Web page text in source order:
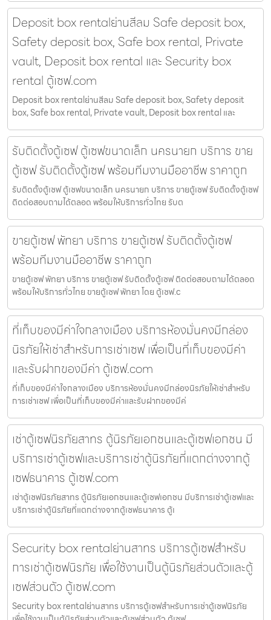
Deposit box rentalย่านสีลม Safe deposit box,
Safety deposit box, Safe box rental, Private
vault, Deposit box rental และ Security box
rental ตู้เซฟ.com
Deposit box rentalย่านสีลม Safe deposit box, Safety deposit
box, Safe box rental, Private vault, Deposit box rental และ
รับติดตั้งตู้เซฟ ตู้เซฟขนาดเล็ก นครนายก บริการ ขาย
ตู้เซฟ รับติดตั้งตู้เซฟ พร้อมทีมงานมืออาชีพ ราคาถูก
รับติดตั้งตู้เซฟ ตู้เซฟขนาดเล็ก นครนายก บริการ ขายตู้เซฟ รับติดตั้งตู้เซฟ
ติดต่อสอบถามได้ตลอด พร้อมให้บริการทั่วไทย รับต
ขายตู้เซฟ พัทยา บริการ ขายตู้เซฟ รับติดตั้งตู้เซฟ
พร้อมทีมงานมืออาชีพ ราคาถูก
ขายตู้เซฟ พัทยา บริการ ขายตู้เซฟ รับติดตั้งตู้เซฟ ติดต่อสอบถามได้ตลอด
พร้อมให้บริการทั่วไทย ขายตู้เซฟ พัทยา โดย ตู้เซฟ.c
ที่เก็บของมีค่าใจกลางเมือง บริการห้องมั่นคงมีกล่อง
นิรภัยให้เช่าสำหรับการเช่าเซฟ เพื่อเป็นที่เก็บของมีค่า
และรับฝากของมีค่า ตู้เซฟ.com
ที่เก็บของมีค่าใจกลางเมือง บริการห้องมั่นคงมีกล่องนิรภัยให้เช่าสำหรับ
การเช่าเซฟ เพื่อเป็นที่เก็บของมีค่าและรับฝากของมีค่
เช่าตู้เซฟนิรภัยสาทร ตู้นิรภัยเอกชนและตู้เซฟเอกชน มี
บริการเช่าตู้เซฟและบริการเช่าตู้นิรภัยที่แตกต่างจากตู้
เซฟธนาคาร ตู้เซฟ.com
เช่าตู้เซฟนิรภัยสาทร ตู้นิรภัยเอกชนและตู้เซฟเอกชน มีบริการเช่าตู้เซฟและ
บริการเช่าตู้นิรภัยที่แตกต่างจากตู้เซฟธนาคาร ตู้เ
Security box rentalย่านสาทร บริการตู้เซฟสำหรับ
การเช่าตู้เซฟนิรภัย เพื่อใช้งานเป็นตู้นิรภัยส่วนตัวและตู้
เซฟส่วนตัว ตู้เซฟ.com
Security box rentalย่านสาทร บริการตู้เซฟสำหรับการเช่าตู้เซฟนิรภัย